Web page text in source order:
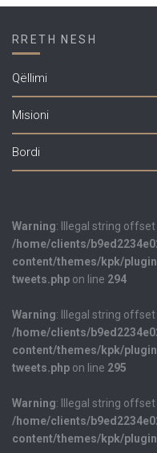
RRETH NESH
Qëllimi
Misioni
Bordi
Warning: Illegal string
/home/clients/
content/themes/kpk/
tweets.php on line 294
Warning: Illegal string
/home/clients/
content/themes/kpk/
tweets.php on line 295
Warning: Illegal string
/home/clients/
content/themes/kpk/